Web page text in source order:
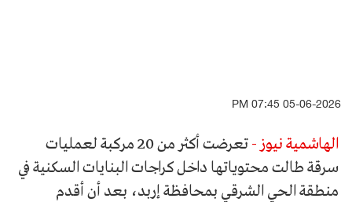
05-06-2026 07:45 PM
الهاشمية نيوز -
تعرضت أكثر من 20 مركبة لعمليات
سرقة طالت محتوياتها داخل كراجات البنايات السكنية في
منطقة الحي الشرقي بمحافظة إربد، بعد أن أقدم